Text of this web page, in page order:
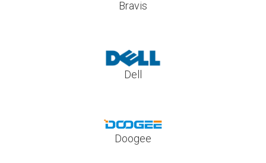
Bravis
Dell
Doogee